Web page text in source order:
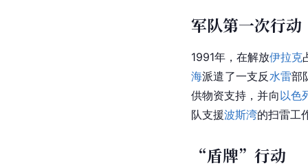
军队第一次行动
1991年，在解放伊拉克
海派遣了一支反水雷部
供物资支持，并向以色
队支援波斯湾的扫雷工
“盾牌”行动